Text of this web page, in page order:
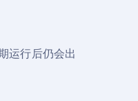
运行后仍会出